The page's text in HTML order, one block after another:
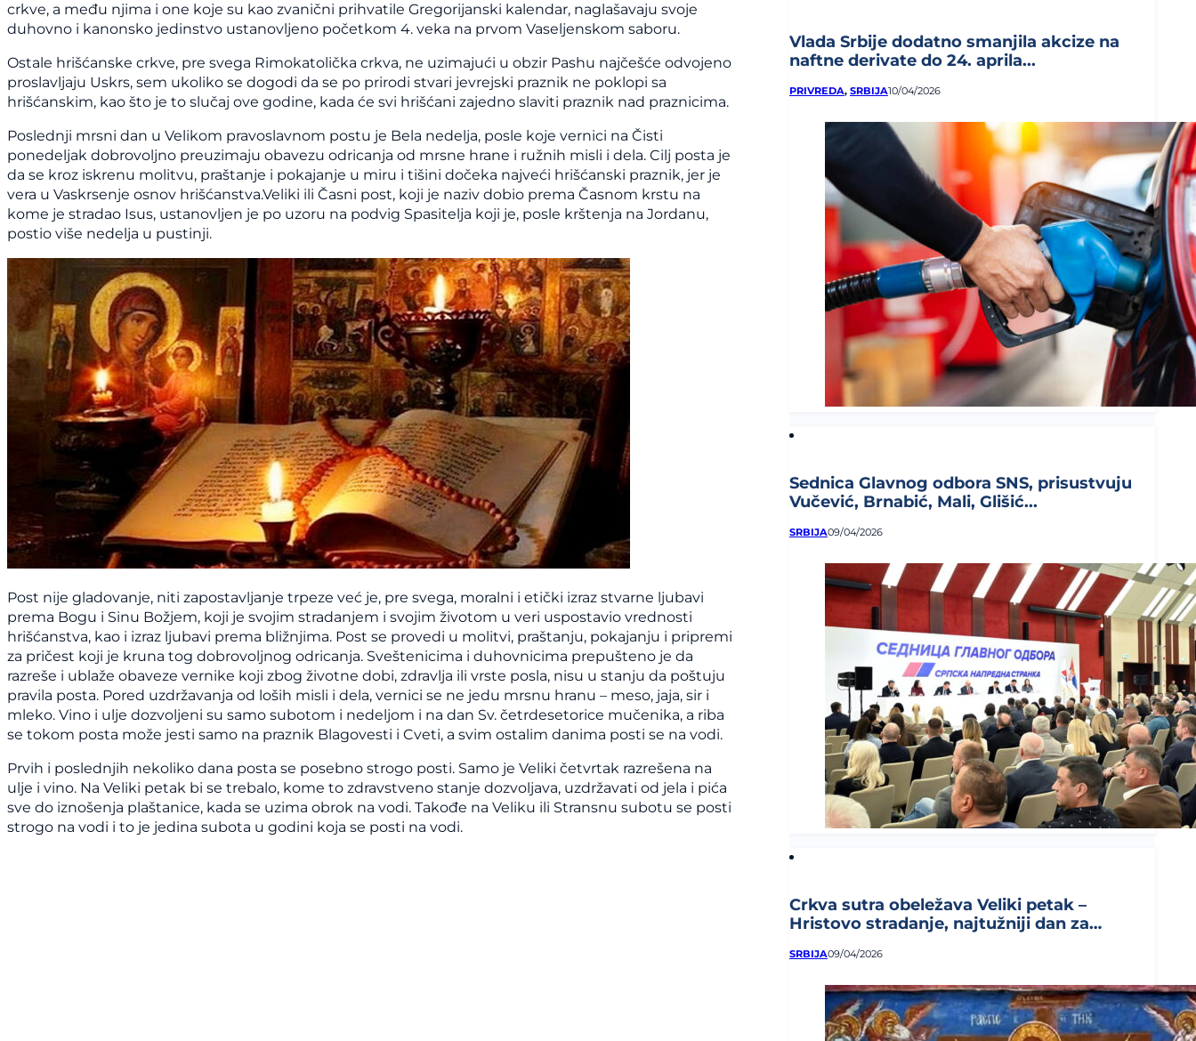
crkve, a među njima i one koje su kao zvanični prihvatile Gregorijanski kalendar, naglašavaju svoje
duhovno i kanonsko jedinstvo ustanovljeno početkom 4. veka na prvom Vaseljenskom saboru.
Ostale hrišćanske crkve, pre svega Rimokatolička crkva, ne uzimajući u obzir Pashu najčešće odvojeno
proslavljaju Uskrs, sem ukoliko se dogodi da se po prirodi stvari jevrejski praznik ne poklopi sa
hrišćanskim, kao što je to slučaj ove godine, kada će svi hrišćani zajedno slaviti praznik nad praznicima.
Poslednji mrsni dan u Velikom pravoslavnom postu je Bela nedelja, posle koje vernici na Čisti
ponedeljak dobrovoljno preuzimaju obavezu odricanja od mrsne hrane i ružnih misli i dela. Cilj posta je
da se kroz iskrenu molitvu, praštanje i pokajanje u miru i tišini dočeka najveći hrišćanski praznik, jer je
vera u Vaskrsenje osnov hrišćanstva.Veliki ili Časni post, koji je naziv dobio prema Časnom krstu na
kome je stradao Isus, ustanovljen je po uzoru na podvig Spasitelja koji je, posle krštenja na Jordanu,
postio više nedelja u pustinji.
Post nije gladovanje, niti zapostavljanje trpeze već je, pre svega, moralni i etički izraz stvarne ljubavi
prema Bogu i Sinu Božjem, koji je svojim stradanjem i svojim životom u veri uspostavio vrednosti
hrišćanstva, kao i izraz ljubavi prema bližnjima. Post se provedi u molitvi, praštanju, pokajanju i pripremi
za pričest koji je kruna tog dobrovoljnog odricanja. Sveštenicima i duhovnicima prepušteno je da
razreše i ublaže obaveze vernike koji zbog životne dobi, zdravlja ili vrste posla, nisu u stanju da poštuju
pravila posta. Pored uzdržavanja od loših misli i dela, vernici se ne jedu mrsnu hranu – meso, jaja, sir i
mleko. Vino i ulje dozvoljeni su samo subotom i nedeljom i na dan Sv. četrdesetorice mučenika, a riba
se tokom posta može jesti samo na praznik Blagovesti i Cveti, a svim ostalim danima posti se na vodi.
Prvih i poslednjih nekoliko dana posta se posebno strogo posti. Samo je Veliki četvrtak razrešena na
ulje i vino. Na Veliki petak bi se trebalo, kome to zdravstveno stanje dozvoljava, uzdržavati od jela i pića
sve do iznošenja plaštanice, kada se uzima obrok na vodi. Takođe na Veliku ili Stransnu subotu se posti
strogo na vodi i to je jedina subota u godini koja se posti na vodi.
Vlada Srbije dodatno smanjila akcize na
naftne derivate do 24. aprila...
PRIVREDA, SRBIJA10/04/2026
Sednica Glavnog odbora SNS, prisustvuju
Vučević, Brnabić, Mali, Glišić...
SRBIJA09/04/2026
Crkva sutra obeležava Veliki petak –
Hristovo stradanje, najtužniji dan za
SRBIJA09/04/2026